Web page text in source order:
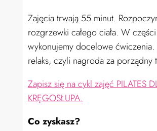
Zajęcia trwają 55 minut.
rozgrzewki całego ciała. W
wykonujemy docelowe
relaks, czyli nagroda za porządny
Zapisz się na cykl zajęć PILATES
KRĘGOSŁUPA.
Co zyskasz?